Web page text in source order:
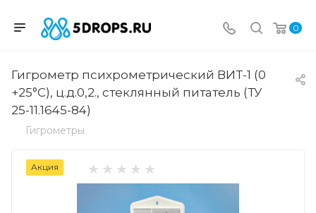
0
Гигрометр психрометрический ВИТ-1 (0
+25°C), ц.д.0,2., стеклянный питатель (ТУ
25-11.1645-84)
Гигрометры
Акция